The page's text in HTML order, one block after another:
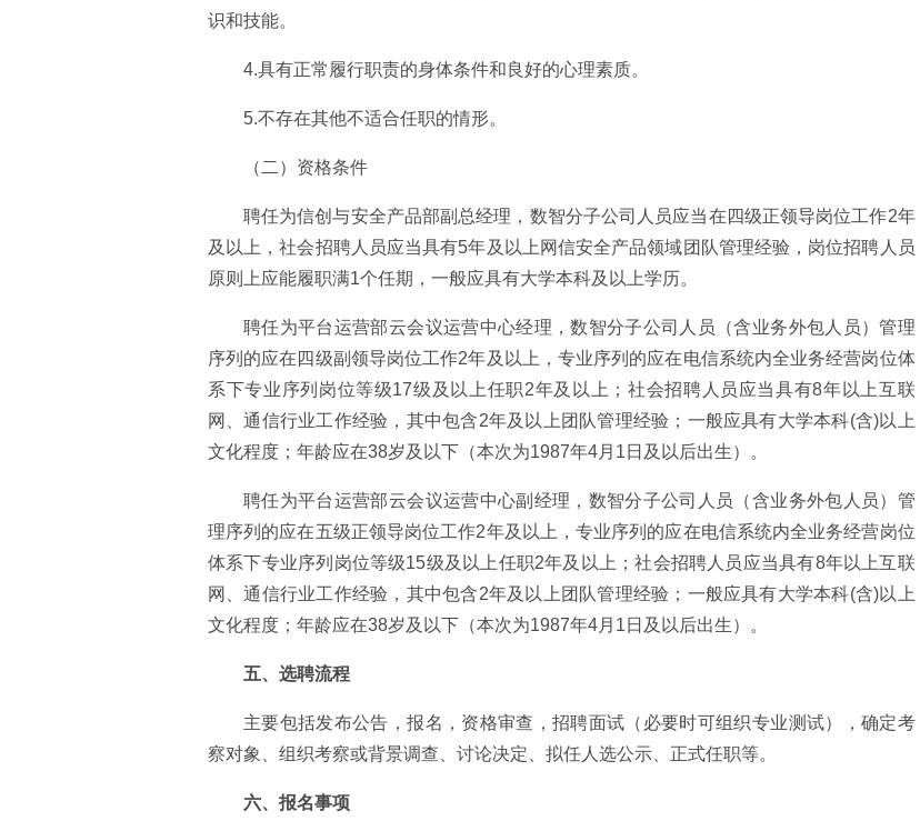
识和技能。
4.具有正常履行职责的身体条件和良好的心理素质。
5.不存在其他不适合任职的情形。
（二）资格条件
聘任为信创与安全产品部副总经理，数智分子公司人员应当在四级正领导岗位工作2年
及以上，社会招聘人员应当具有5年及以上网信安全产品领域团队管理经验，岗位招聘人员
原则上应能履职满1个任期，一般应具有大学本科及以上学历。
聘任为平台运营部云会议运营中心经理，数智分子公司人员（含业务外包人员）管理
序列的应在四级副领导岗位工作2年及以上，专业序列的应在电信系统内全业务经营岗位体
系下专业序列岗位等级17级及以上任职2年及以上；社会招聘人员应当具有8年以上互联
网、通信行业工作经验，其中包含2年及以上团队管理经验；一般应具有大学本科(含)以上
文化程度；年龄应在38岁及以下（本次为1987年4月1日及以后出生）。
聘任为平台运营部云会议运营中心副经理，数智分子公司人员（含业务外包人员）管
理序列的应在五级正领导岗位工作2年及以上，专业序列的应在电信系统内全业务经营岗位
体系下专业序列岗位等级15级及以上任职2年及以上；社会招聘人员应当具有8年以上互联
网、通信行业工作经验，其中包含2年及以上团队管理经验；一般应具有大学本科(含)以上
文化程度；年龄应在38岁及以下（本次为1987年4月1日及以后出生）。
五、选聘流程
主要包括发布公告，报名，资格审查，招聘面试（必要时可组织专业测试），确定考
察对象、组织考察或背景调查、讨论决定、拟任人选公示、正式任职等。
六、报名事项